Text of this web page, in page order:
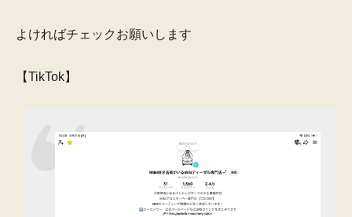
よければチェックお願いします
【TikTok】